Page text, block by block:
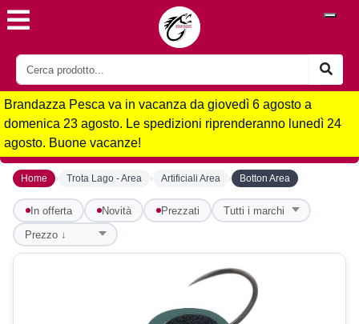
Brandazza Pesca va in vacanza da giovedì 6 agosto a
domenica 23 agosto. Le spedizioni riprenderanno lunedì 24
agosto. Buone vacanze!
Home › Trota Lago - Area › Artificiali Area › Botton Area
In offerta Novità Prezzati